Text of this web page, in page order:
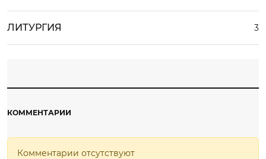
ЛИТУРГИЯ 3
КОММЕНТАРИИ
Комментарии отсутствуют